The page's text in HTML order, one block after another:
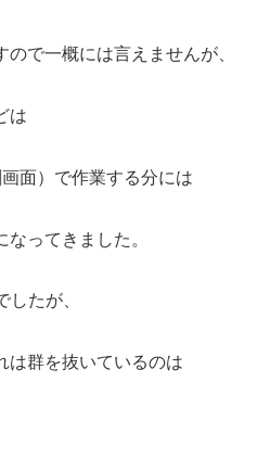
で一概には言えませんが、
は
面）で作業する分には
ってきました。
たが、
は群を抜いているのは